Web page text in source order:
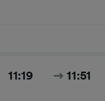
11:19 11:51